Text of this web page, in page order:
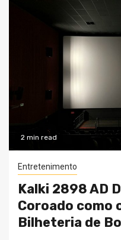
2 min read
Entretenimento
Kalki 2898 AD
Coroado como
Bilheteria de